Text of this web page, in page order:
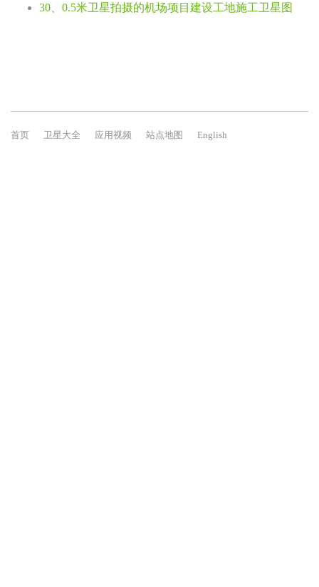
30、0.5米卫星拍摄的机场项目建设工地施工卫星图
首页 卫星大全 应用视频 站点地图 English